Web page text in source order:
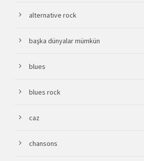
alternative rock
başka dünyalar mümkün
blues
blues rock
caz
chansons